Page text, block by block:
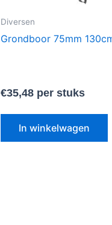
Diversen
Grondboor 75mm
€35,48 per stuks
In winkelwagen